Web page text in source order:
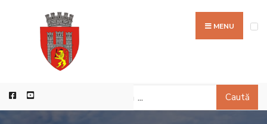
MENU
Caută